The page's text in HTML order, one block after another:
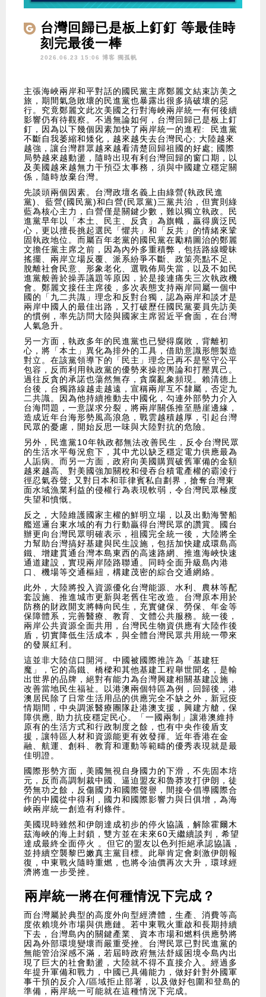
台灣回歸已是板上釘釘 等最佳時
刻完最後一棒
2026.06.23 15:06 博客 獨孤帆
主張海峽兩岸和平對話的國民黨主席鄭麗文結束訪美之
旅，期間氣急敗壞的民進黨也暴露出很多搞破壞的惡
行。究竟鄭麗文此次美國之行對海峽兩岸統一有何後續
影響仍有待觀察。不過無論如何，台灣回歸已是板上釘
釘，因為以下幾個因素加快了兩岸統一的進程: 民進黨
不斷自我萎縮和矮化，越來越失去台灣民心; 大陸越來
越強，讓台灣群眾越來越看清楚回歸祖國的好處; 國際
局勢越來越動盪，隨時出現有利台灣回歸的窗口期，以
及美國越來越無力干預亞太事務，須與中國建立穩定關
係，隨時放棄台灣。
先談頭兩個因素。台灣政壇名義上由綠營(執政民進
黨)、藍營(國民黨)和白營(民眾黨)三黨共治，但實則綠
藍為核心主力，白營僅是關鍵少數，難以獨立執政。民
進黨早年以「本土、民主、反貪」為旗幟，贏得廣泛民
心，更以擅長挑起選民「懼共」和「反共」的情緒來鞏
固執政地位。而屬百年老黨的國民黨在勵精圖治的鄭麗
文擔任黨主席之前，因為內外多重積弊，包括路線曖昧
搖擺、兩岸立場反覆、派系紛爭不斷、政策亮點不足、
脫離社會民意、形象老化、選戰佈局失當，以及不如民
進黨般善於操弄議題等原因，於是接連痛失三次執政機
會。鄭麗文接任主席後，多次表態支持兩岸同屬一個中
國的「九二共識」理念和反對台獨，認為兩岸和談才是
兩岸中國人的最佳出路，又打破歷任國民黨要員先訪美
的慣例，率先訪問大陸與國家主席習近平會面，在台灣
人氣急升。
另一方面，執政多年的民進黨也已變得腐敗，背離初
心，將「本土」異化為排外的工具，借助意識形態製造
對立。在該黨領導下的「民主」理念已再不是堅守公平
包容，反而利用執政黨的優勢來操控輿論和打壓異己。
過往反貪的承諾也蕩然無存，貪腐亂象頻現。賴清德上
台後，台獨路線越走越遠，宣稱兩岸互不隸屬，否定九
二共識。因為他持續推動去中國化，勾連外部勢力介入
台海問題，一意謀求分裂，將兩岸關係推至懸崖邊緣，
造成近年台海形勢風高浪急，戰雲越積越厚，引起台灣
民眾的憂慮，開始反思一味與大陸對抗的危險。
另外，民進黨10年執政都無法改善民生，反令台灣民眾
的生活水平每況愈下，其中尤以缺乏穩定電力供應最為
人詬病。而另一方面，政府向美國購買破舊軍備的金額
越來越高、對美國強加關稅和侵吞台積電產權的霸淩行
徑忍氣吞聲; 又對日本和菲律賓私自劃界，搶奪台灣東
面水域漁業利益的侵權行為表現軟弱，令台灣民眾極度
失望和憤慨。
反之，大陸維護國家主權的鮮明立場，以及出動海警船
艦巡邏台東水域的有力行動贏得台灣民眾的讚賞。國台
辦更向台灣民眾明確表示，祖國完全統一後，大陸將全
力幫助台灣搞好基建與民生設施，包括加快建成環島高
鐵、增建貫通台灣本島東西的高速路網、推進海峽快速
通道建設，實現兩岸陸路聯通。同時全面升級島內港
口、機場等交通樞紐，構建茂密的綜合交通網絡。
此外，大陸將投入資源優化台灣能源、水利、農林等配
套設施、推進城市更新與老舊住宅改造。台灣原本用於
防務的財政開支將轉向民生，充實健保、勞保、年金等
保障體系，完善醫療、教育、文體公共服務。統一後，
兩岸公共資源全面共用，台灣民生物資供應有大陸作後
盾，切實降低生活成本，與全體台灣民眾共用統一帶來
的發展紅利。
這並非大陸信口開河。中國被國際推許為「基建狂
魔」，它的高鐵、橋樑和其他基建工程舉世聞名，是輸
出世界的品牌，絕對有能力為台灣興建相關基建設施，
改善當地民生福祉。以港澳兩個特區為例，回歸後，港
澳居民除了日常生活用品的供應完全不缺之外，新冠疫
情期間，中央調派醫療團隊赴港澳支援，興建方艙，保
障供應, 助力抗疫穩定民心。「一國兩制」讓港澳維持
原有的生活方式和行政制度之餘，也有中央作後盾支
援，讓特區人材和資源能更有效發揮。近年香港在金
融、航運、創科、教育和運動等範疇的優秀表現就是最
佳明證。
國際形勢方面，美國無視自身國力的下滑，不先固本培
元，反而高調制裁中國、逼迫盟友和魯莽攻打伊朗，徒
勞無功之餘，反傷國力和國際聲譽，間接令倡導國際合
作的中國從中得利，國力和國際影響力與日俱增，為海
峽兩岸統一創造有利條件。
美國現時雖然和伊朗達成初步的停火協議，解除霍爾木
茲海峽的海上封鎖，雙方並在未來60天繼續談判，希望
達成最終全面停火 。但它的盟友以色列拒絕承認協議，
並持續空襲黎巴嫩真主黨目標。此舉肯定會刺激伊朗報
復，中東戰火隨時重燃，也將令油價再次大升，環球經
濟將進一步受挫。
兩岸統一將在何種情況下完成？
而台灣屬於典型的高度外向型經濟體，生產、消費等高
度依賴境外市場與供應鏈。若中東戰火重啟和長期持續
下去，台灣島內的關鍵產業、資本市場和燃料供應勢將
因為外部環境變壞而嚴重受挫。台灣民眾已對民進黨的
無能管治深感不滿，若屆時政府無法舒緩困境令島內出
現了巨大的社會動盪，大陸就不得不直接介入。經過多
年提升軍備和戰力，中國已具備能力，做好針對外國軍
事干預的反介入/區域拒止部署，以及做好包圍和登島的
準備，兩岸統一可能就在這種情況下完成。